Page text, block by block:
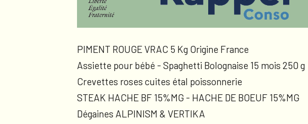
PIMENT ROUGE VRAC 5 Kg Origine France
Assiette pour bébé - Spaghetti Bolognaise 15 mois 250 g
Crevettes roses cuites étal poissonnerie
STEAK HACHE BF 15%MG - HACHE DE BOEUF 15%MG
Dégaines ALPINISM & VERTIKA